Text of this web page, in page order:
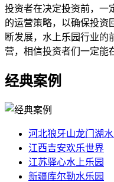
投资者在决定投资前，一
的运营策略，以确保投资
断发展，水上乐园行业的
营，相信投资者们一定能
经典案例
河北狼牙山龙门湖
江西吉安欢乐世界
江苏驿心水上乐园
新疆库尔勒水乐园